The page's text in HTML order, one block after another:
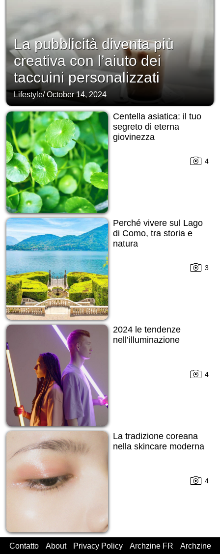
La pubblicità diventa più
creativa con l’aiuto dei
taccuini personalizzati
Lifestyle/October 14, 2024
Centella asiatica: il tuo
segreto di eterna
giovinezza
4
Perché vivere sul Lago
di Como, tra storia e
natura
3
2024 le tendenze
nell’illuminazione
4
La tradizione coreana
nella skincare moderna
4
Contatto About Privacy Policy Archzine FR Archzine